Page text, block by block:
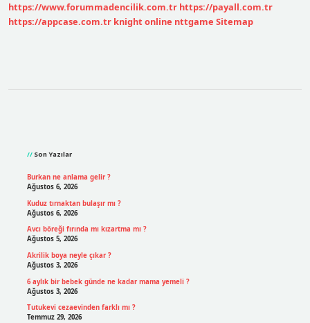
https://www.forummadencilik.com.tr https://payall.com.tr
https://appcase.com.tr knight online nttgame Sitemap
Son Yazılar
Burkan ne anlama gelir ?
Ağustos 6, 2026
Kuduz tırnaktan bulaşır mı ?
Ağustos 6, 2026
Avcı böreği fırında mı kızartma mı ?
Ağustos 5, 2026
Akrilik boya neyle çıkar ?
Ağustos 3, 2026
6 aylık bir bebek günde ne kadar mama yemeli ?
Ağustos 3, 2026
Tutukevi cezaevinden farklı mı ?
Temmuz 29, 2026